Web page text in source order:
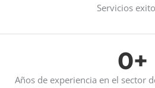
Servicios
Años de experiencia en el sector
0+